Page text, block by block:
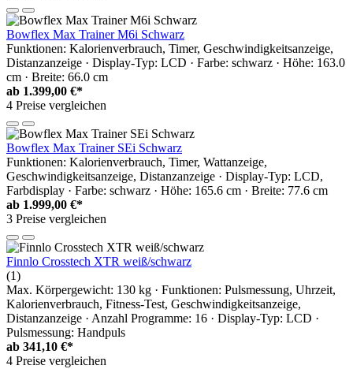
Bowflex Max Trainer M6i Schwarz
Funktionen: Kalorienverbrauch, Timer, Geschwindigkeitsanzeige,
Distanzanzeige · Display-Typ: LCD · Farbe: schwarz · Höhe: 163.0
cm · Breite: 66.0 cm
ab 1.399,00 €*
4 Preise vergleichen
Bowflex Max Trainer SEi Schwarz
Funktionen: Kalorienverbrauch, Timer, Wattanzeige,
Geschwindigkeitsanzeige, Distanzanzeige · Display-Typ: LCD,
Farbdisplay · Farbe: schwarz · Höhe: 165.6 cm · Breite: 77.6 cm
ab 1.999,00 €*
3 Preise vergleichen
Finnlo Crosstech XTR weiß/schwarz
(1)
Max. Körpergewicht: 130 kg · Funktionen: Pulsmessung, Uhrzeit,
Kalorienverbrauch, Fitness-Test, Geschwindigkeitsanzeige,
Distanzanzeige · Anzahl Programme: 16 · Display-Typ: LCD ·
Pulsmessung: Handpuls
ab 341,10 €*
4 Preise vergleichen